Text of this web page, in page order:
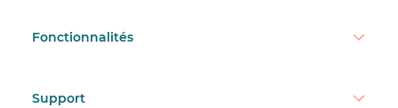
Fonctionnalités
Support